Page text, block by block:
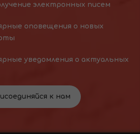
электронных писем
оповещения о новых
уведомления о актуальных
к нам